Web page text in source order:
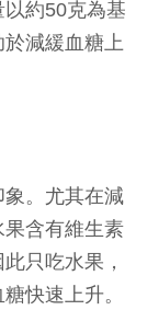
約50克為基
減緩血糖上
。尤其在減
含有維生素
只吃水果，
快速上升。